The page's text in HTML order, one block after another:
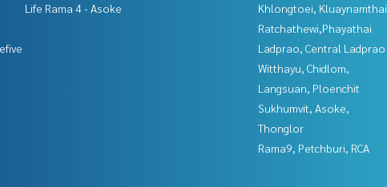
Life Rama 4 - Asoke
Khlongtoei, Kluaynamthai
Ratchathewi,Phayathai
Ladprao, Central Ladprao
Witthayu, Chidlom,
Langsuan, Ploenchit
Sukhumvit, Asoke,
Thonglor
Rama9, Petchburi, RCA